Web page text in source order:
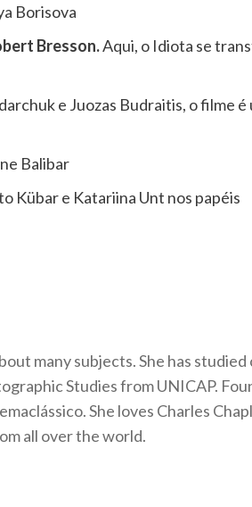
Borisova
Bresson.Aqui, o Idiota se
e Juozas Budraitis, o filme é
Balibar
Kübar e Katariina Unt nos papéis
many subjects. She has studied
Studies from UNICAP.
She loves Charles
all over the world.